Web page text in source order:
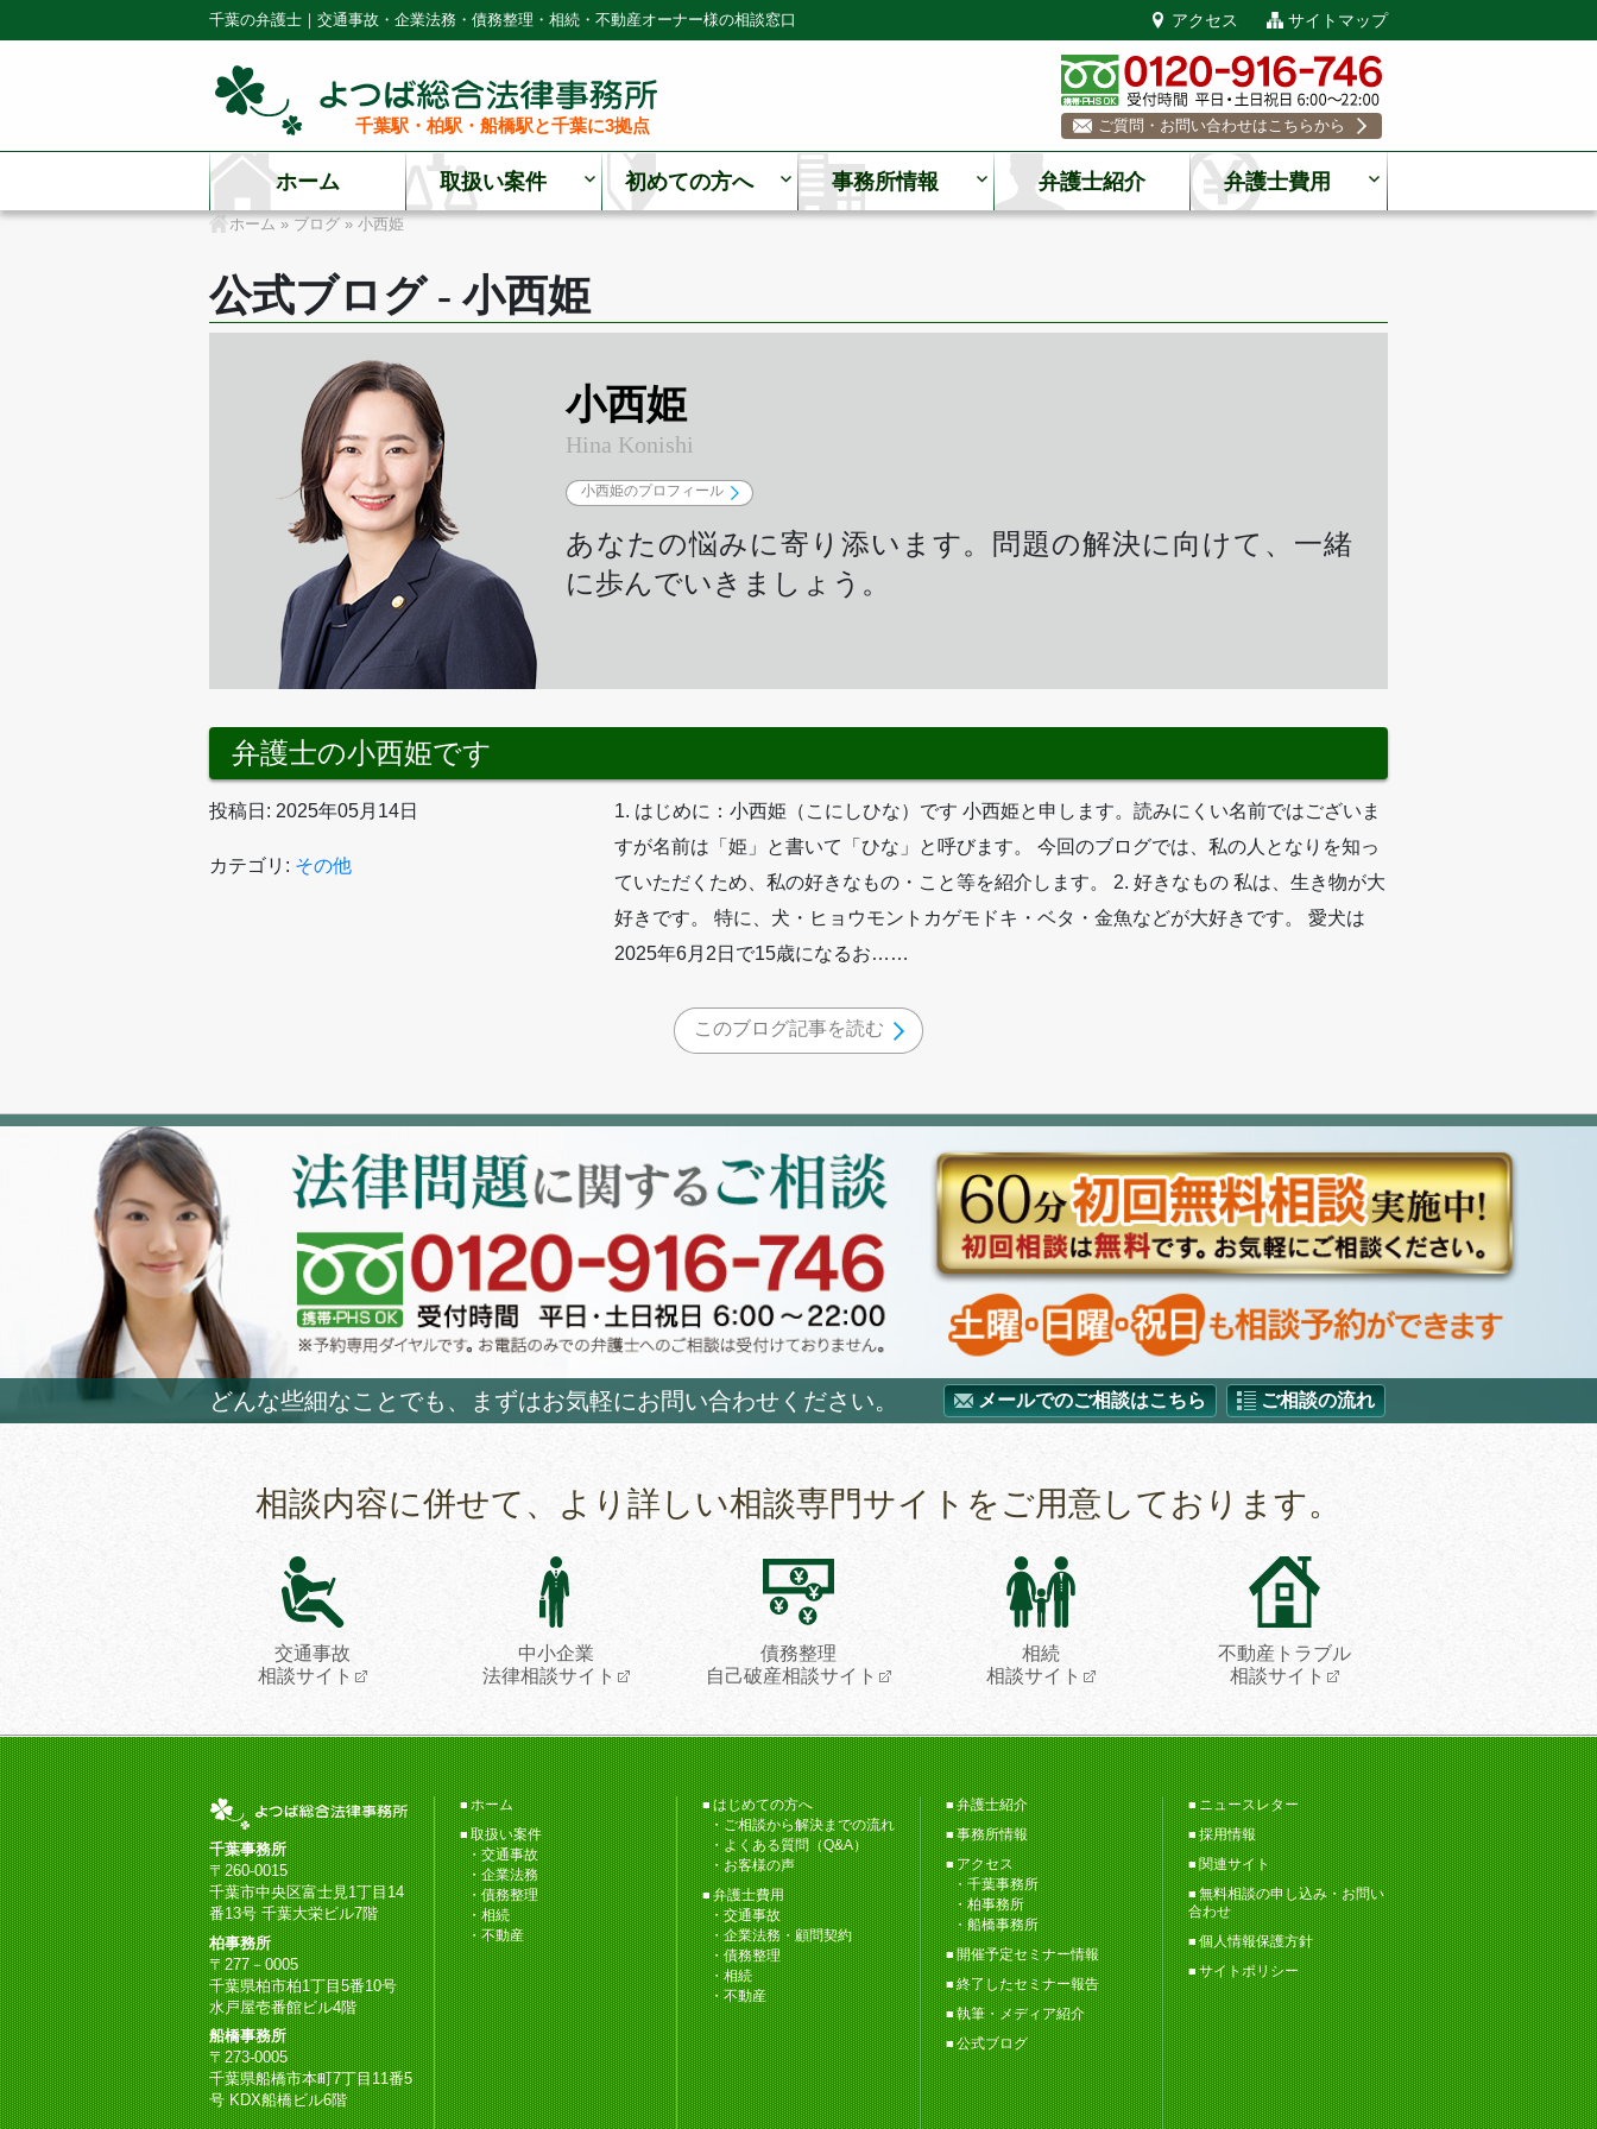
千葉の弁護士｜交通事故・企業法務・債務整理・相続・不動産オーナー様の相談窓口 アクセス サイトマップ
千葉駅・柏駅・船橋駅と千葉に3拠点 ご質問・お問い合わせはこちらから
ホーム 取扱い案件 初めての方へ 事務所情報 弁護士紹介 弁護士費用
ホーム » ブログ» 小西姫
公式ブログ - 小西姫
小西姫
Hina Konishi
小西姫のプロフィール
あなたの悩みに寄り添います。問題の解決に向けて、一緒
に歩んでいきましょう。
弁護士の小西姫です
投稿日: 2025年05月14日
カテゴリ: その他
1. はじめに：小西姫（こにしひな）です 小西姫と申します。読みにくい名前ではございま
すが名前は「姫」と書いて「ひな」と呼びます。 今回のブログでは、私の人となりを知っ
ていただくため、私の好きなもの・こと等を紹介します。 2. 好きなもの 私は、生き物が大
好きです。 特に、犬・ヒョウモントカゲモドキ・ベタ・金魚などが大好きです。 愛犬は
2025年6月2日で15歳になるお……
このブログ記事を読む
どんな些細なことでも、まずはお気軽にお問い合わせください。 メールでのご相談はこちら ご相談の流れ
相談内容に併せて、より詳しい相談専門サイトをご用意しております。
交通事故
相談サイト
中小企業
法律相談サイト
債務整理
自己破産相談サイト
相続
相談サイト
不動産トラブル
相談サイト
千葉事務所
〒260-0015
千葉市中央区富士見1丁目14
番13号 千葉大栄ビル7階
柏事務所
〒277－0005
千葉県柏市柏1丁目5番10号
水戸屋壱番館ビル4階
船橋事務所
〒273-0005
千葉県船橋市本町7丁目11番5
号 KDX船橋ビル6階
ホーム
取扱い案件
交通事故
企業法務
債務整理
相続
不動産
はじめての方へ
ご相談から解決までの流れ
よくある質問（Q&A）
お客様の声
弁護士費用
交通事故
企業法務・顧問契約
債務整理
相続
不動産
弁護士紹介
事務所情報
アクセス
千葉事務所
柏事務所
船橋事務所
開催予定セミナー情報
終了したセミナー報告
執筆・メディア紹介
公式ブログ
ニュースレター
採用情報
関連サイト
無料相談の申し込み・お問い
合わせ
個人情報保護方針
サイトポリシー